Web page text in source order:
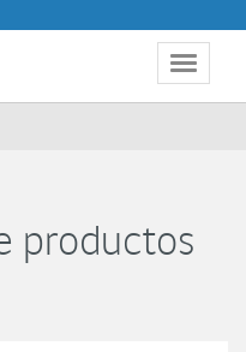
Toggle
productos